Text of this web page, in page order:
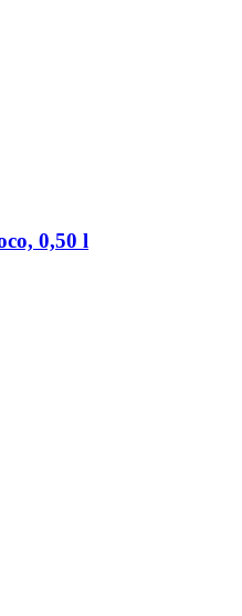
0,50 l